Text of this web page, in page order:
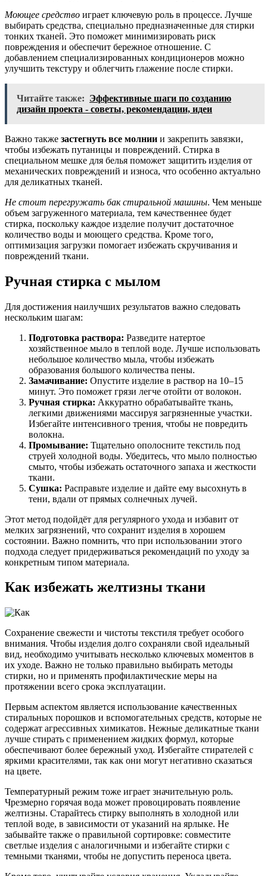
Моющее средство играет ключевую роль в процессе. Лучше
выбирать средства, специально предназначенные для стирки
тонких тканей. Это поможет минимизировать риск
повреждения и обеспечит бережное отношение. С
добавлением специализированных кондиционеров можно
улучшить текстуру и облегчить глажение после стирки.
Читайте также: Эффективные шаги по созданию
дизайн проекта - советы, рекомендации, идеи
Важно также застегнуть все молнии и закрепить завязки,
чтобы избежать путаницы и повреждений. Стирка в
специальном мешке для белья поможет защитить изделия от
механических повреждений и износа, что особенно актуально
для деликатных тканей.
Не стоит перегружать бак стиральной машины. Чем меньше
объем загруженного материала, тем качественнее будет
стирка, поскольку каждое изделие получит достаточное
количество воды и моющего средства. Кроме того,
оптимизация загрузки помогает избежать скручивания и
повреждений ткани.
Ручная стирка с мылом
Для достижения наилучших результатов важно следовать
нескольким шагам:
Подготовка раствора: Разведите натертое
хозяйственное мыло в теплой воде. Лучше использовать
небольшое количество мыла, чтобы избежать
образования большого количества пены.
Замачивание: Опустите изделие в раствор на 10–15
минут. Это поможет грязи легче отойти от волокон.
Ручная стирка: Аккуратно обрабатывайте ткань,
легкими движениями массируя загрязненные участки.
Избегайте интенсивного трения, чтобы не повредить
волокна.
Промывание: Тщательно ополосните текстиль под
струей холодной воды. Убедитесь, что мыло полностью
смыто, чтобы избежать остаточного запаха и жесткости
ткани.
Сушка: Расправьте изделие и дайте ему высохнуть в
тени, вдали от прямых солнечных лучей.
Этот метод подойдёт для регулярного ухода и избавит от
мелких загрязнений, что сохранит изделия в хорошем
состоянии. Важно помнить, что при использовании этого
подхода следует придерживаться рекомендаций по уходу за
конкретным типом материала.
Как избежать желтизны ткани
Сохранение свежести и чистоты текстиля требует особого
внимания. Чтобы изделия долго сохраняли свой идеальный
вид, необходимо учитывать несколько ключевых моментов в
их уходе. Важно не только правильно выбирать методы
стирки, но и применять профилактические меры на
протяжении всего срока эксплуатации.
Первым аспектом является использование качественных
стиральных порошков и вспомогательных средств, которые не
содержат агрессивных химикатов. Нежные деликатные ткани
лучше стирать с применением жидких формул, которые
обеспечивают более бережный уход. Избегайте стирателей с
яркими красителями, так как они могут негативно сказаться
на цвете.
Температурный режим тоже играет значительную роль.
Чрезмерно горячая вода может провоцировать появление
желтизны. Старайтесь стирку выполнять в холодной или
теплой воде, в зависимости от указаний на ярлыке. Не
забывайте также о правильной сортировке: совместите
светлые изделия с аналогичными и избегайте стирки с
темными тканями, чтобы не допустить переноса цвета.